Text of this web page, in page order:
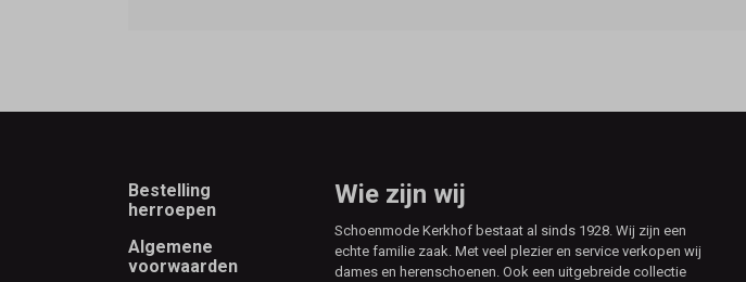
Footer
Bestelling
herroepen
Algemene
voorwaarden
Wie zijn wij
Schoenmode Kerkhof bestaat al sinds 1928. Wij zijn een
echte familie zaak. Met veel plezier en service verkopen wij
dames en herenschoenen. Ook een uitgebreide collectie